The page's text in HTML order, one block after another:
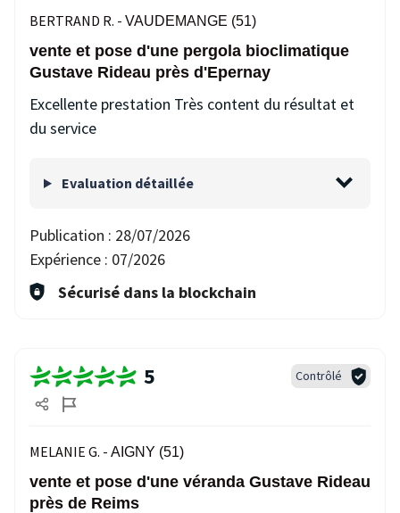
BERTRAND R. - VAUDEMANGE (51)
vente et pose d'une pergola bioclimatique
Gustave Rideau près d'Epernay
Excellente prestation Très content du résultat et
du service
Evaluation détaillée
Publication : 28/07/2026
Expérience : 07/2026
Sécurisé dans la blockchain
5 Contrôlé
MELANIE G. - AIGNY (51)
vente et pose d'une véranda Gustave Rideau
près de Reims